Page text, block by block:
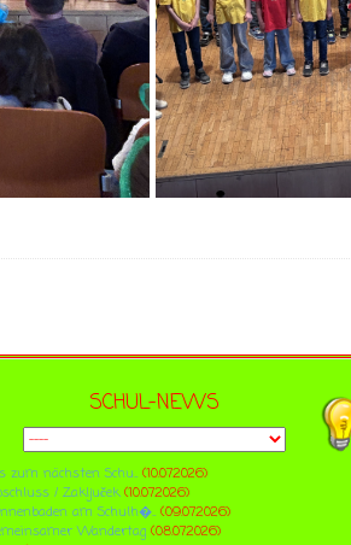
SCHUL-NEWS
zum nächsten Schu...(10.07.2026)
/ Zaključek(10.07.2026)
am Schulh�...(09.07.2026)
Wandertag (08.07.2026)